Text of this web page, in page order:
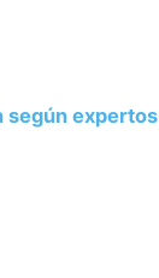
según expertos